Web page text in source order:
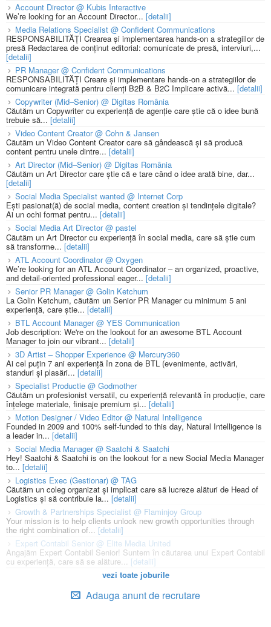
Account Director @ Kubis Interactive
We’re looking for an Account Director... [detalii]
Media Relations Specialist @ Confident Communications
RESPONSABILITĂȚI Crearea și implementarea hands-on a strategiilor de
presă Redactarea de conținut editorial: comunicate de presă, interviuri,...
[detalii]
PR Manager @ Confident Communications
RESPONSABILITĂȚI Creare și implementare hands-on a strategiilor de
comunicare integrată pentru clienți B2B & B2C Implicare activă... [detalii]
Copywriter (Mid–Senior) @ Digitas România
Căutăm un Copywriter cu experiență de agenție care știe că o idee bună
trebuie să... [detalii]
Video Content Creator @ Cohn & Jansen
Căutăm un Video Content Creator care să gândească și să producă
content pentru unele dintre... [detalii]
Art Director (Mid–Senior) @ Digitas România
Căutăm un Art Director care știe că e tare când o idee arată bine, dar...
[detalii]
Social Media Specialist wanted @ Internet Corp
Ești pasionat(ă) de social media, content creation și tendințele digitale?
Ai un ochi format pentru... [detalii]
Social Media Art Director @ pastel
Căutăm un Art Director cu experiență în social media, care să știe cum
să transforme... [detalii]
ATL Account Coordinator @ Oxygen
We’re looking for an ATL Account Coordinator – an organized, proactive,
and detail-oriented professional eager... [detalii]
Senior PR Manager @ Golin Ketchum
La Golin Ketchum, căutăm un Senior PR Manager cu minimum 5 ani
experiență, care știe... [detalii]
BTL Account Manager @ YES Communication
Job description: We're on the lookout for an awesome BTL Account
Manager to join our vibrant... [detalii]
3D Artist – Shopper Experience @ Mercury360
Ai cel puțin 7 ani experiență în zona de BTL (evenimente, activări,
standuri și plasări...[detalii]
Specialist Productie @ Godmother
Căutăm un profesionist versatil, cu experiență relevantă în producție, care
înțelege materiale, finisaje premium și... [detalii]
Motion Designer / Video Editor @ Natural Intelligence
Founded in 2009 and 100% self-funded to this day, Natural Intelligence is
a leader in... [detalii]
Social Media Manager @ Saatchi & Saatchi
Hey! Saatchi & Saatchi is on the lookout for a new Social Media Manager
to... [detalii]
Logistics Exec (Gestionar) @ TAG
Căutăm un coleg organizat și implicat care să lucreze alături de Head of
Logistics și să contribuie la... [detalii]
Growth & Partnerships Specialist @ Flaminjoy Group
Your mission is to help clients unlock new growth opportunities through
the right combination of... [detalii]
Expert Contabil Senior @ Elite Media United
Angajăm Expert Contabil Senior! Suntem în căutarea unui Expert Contabil
cu experiență, care să se alăture... [detalii]
vezi toate joburile
Adauga anunt de recrutare